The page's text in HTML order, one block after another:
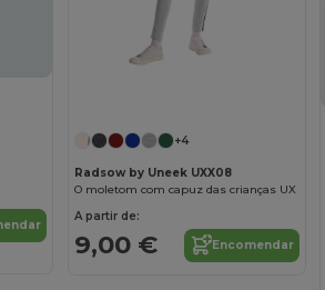
+4
Radsow by Uneek UXX08
O moletom com capuz das crianças UX
A partir de:
9,00 € Encomendar